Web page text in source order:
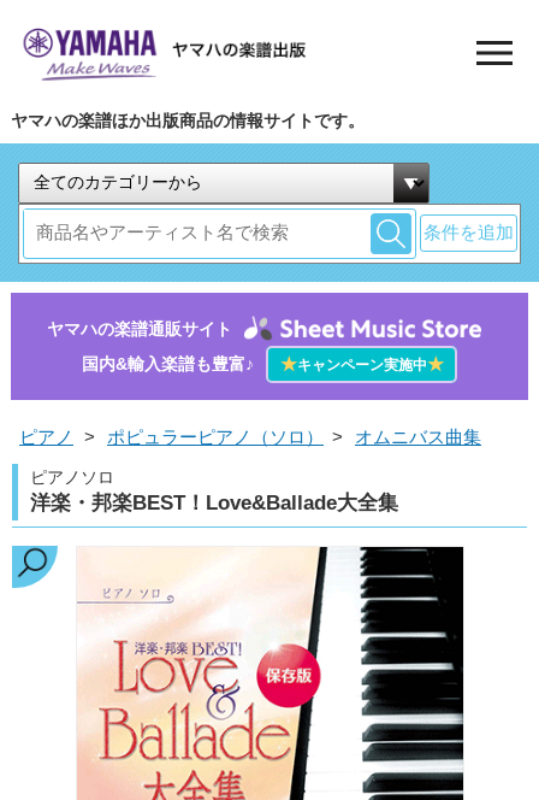
ヤマハの楽譜ほか出版商品の情報サイトです。
条件を追加
ヤマハの楽譜通販サイト
国内&輸入楽譜も豊富♪
★キャンペーン実施中★
ピアノ > ポピュラーピアノ（ソロ） > オムニバス曲集
ピアノソロ
洋楽・邦楽BEST！Love&Ballade大全集